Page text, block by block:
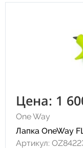
Цена: 1
One Way
Лапка OneWay
Артикул: